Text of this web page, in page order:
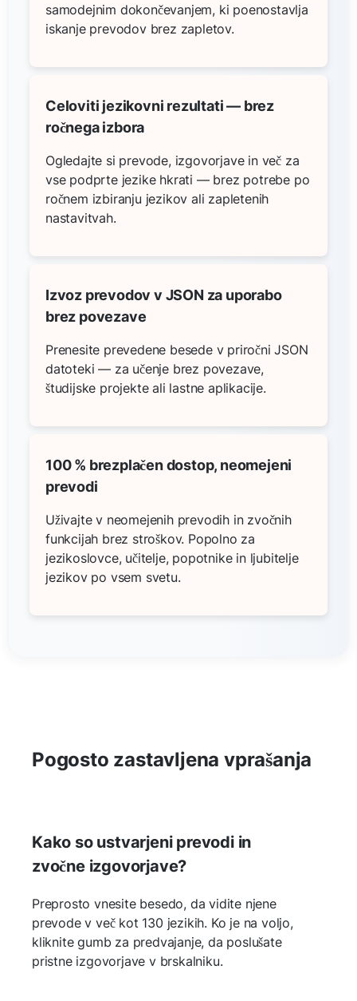
samodejnim dokončevanjem, ki poenostavlja
iskanje prevodov brez zapletov.
Celoviti jezikovni rezultati — brez
ročnega izbora
Ogledajte si prevode, izgovorjave in več za
vse podprte jezike hkrati — brez potrebe po
ročnem izbiranju jezikov ali zapletenih
nastavitvah.
Izvoz prevodov v JSON za uporabo
brez povezave
Prenesite prevedene besede v priročni JSON
datoteki — za učenje brez povezave,
študijske projekte ali lastne aplikacije.
100 % brezplačen dostop, neomejeni
prevodi
Uživajte v neomejenih prevodih in zvočnih
funkcijah brez stroškov. Popolno za
jezikoslovce, učitelje, popotnike in ljubitelje
jezikov po vsem svetu.
Pogosto zastavljena vprašanja
Kako so ustvarjeni prevodi in
zvočne izgovorjave?
Preprosto vnesite besedo, da vidite njene
prevode v več kot 130 jezikih. Ko je na voljo,
kliknite gumb za predvajanje, da poslušate
pristne izgovorjave v brskalniku.